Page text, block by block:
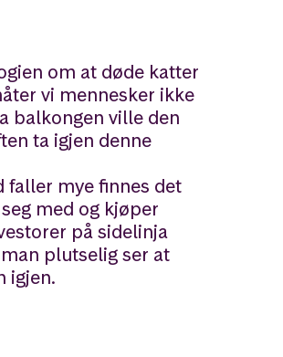
om at døde katter
vi mennesker ikke
balkongen ville den
ta igjen denne
faller mye finnes det
med og kjøper
på sidelinja
plutselig ser at
igjen.